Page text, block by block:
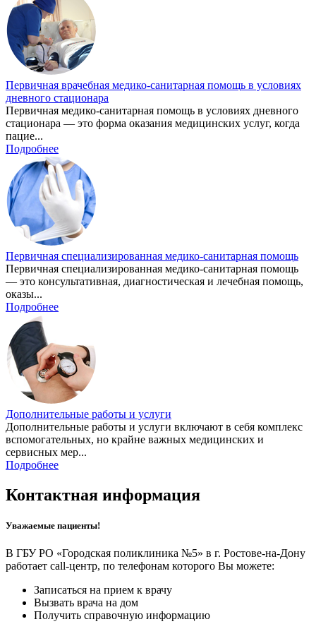
Первичная врачебная медико-санитарная помощь в условиях
дневного стационара
Первичная медико-санитарная помощь в условиях дневного
стационара — это форма оказания медицинских услуг, когда
пацие...
Подробнее
Первичная специализированная медико-санитарная помощь
Первичная специализированная медико-санитарная помощь
— это консультативная, диагностическая и лечебная помощь,
оказы...
Подробнее
Дополнительные работы и услуги
Дополнительные работы и услуги включают в себя комплекс
вспомогательных, но крайне важных медицинских и
сервисных мер...
Подробнее
Контактная информация
Уважаемые пациенты!
В ГБУ РО «Городская поликлиника №5» в г. Ростове-на-Дону
работает call-центр, по телефонам которого Вы можете:
Записаться на прием к врачу
Вызвать врача на дом
Получить справочную информацию